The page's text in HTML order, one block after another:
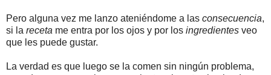
Pero alguna vez me lanzo ateniéndome a las consecuencia,
si la receta me entra por los ojos y por los ingredientes veo
que les puede gustar.
La verdad es que luego se la comen sin ningún problema,